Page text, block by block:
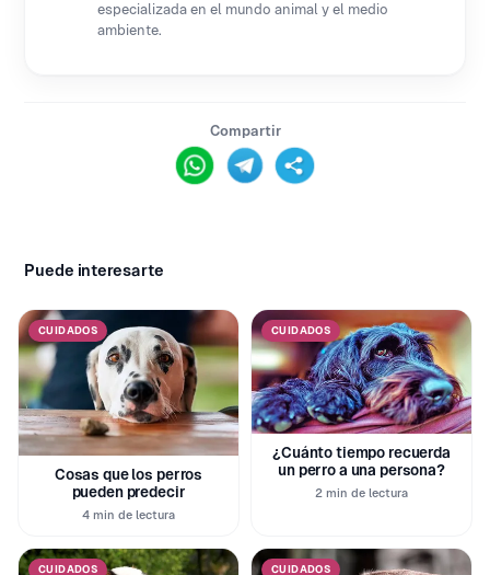
especializada en el mundo animal y el medio
ambiente.
Compartir
Puede interesarte
CUIDADOS
Cosas que los perros
pueden predecir
4 min de lectura
CUIDADOS
¿Cuánto tiempo recuerda
un perro a una persona?
2 min de lectura
CUIDADOS CUIDADOS